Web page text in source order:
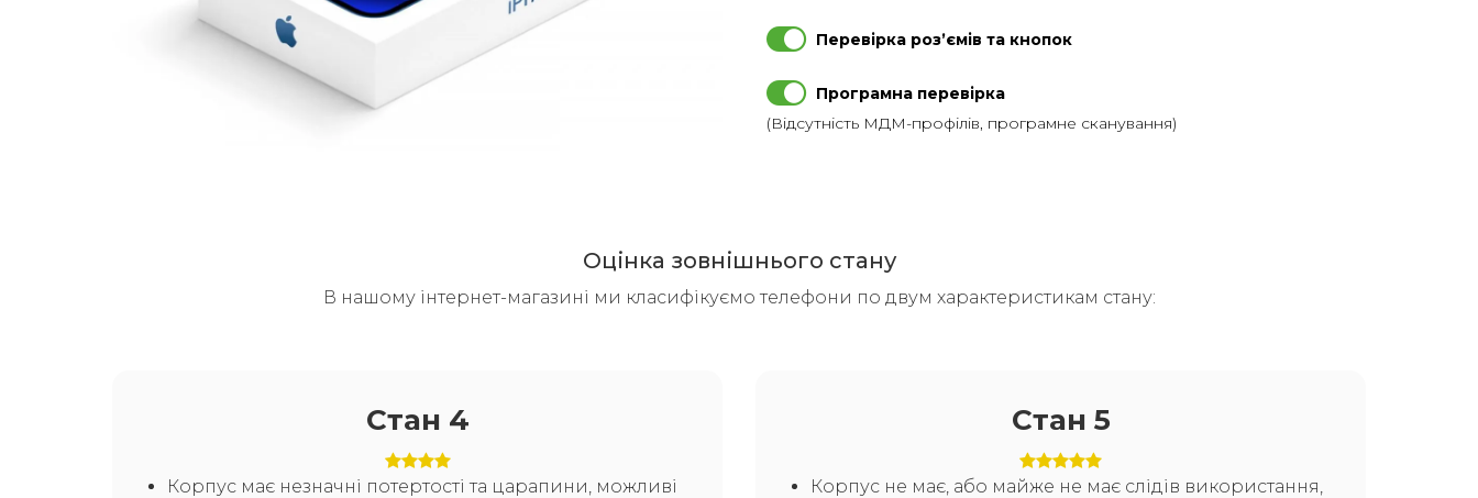
Перевірка розʼємів та кнопок
Програмна перевірка
(Відсутність МДМ-профілів, програмне сканування)
Оцінка зовнішнього стану
В нашому інтернет-магазині ми класифікуємо телефони по двум характеристикам стану:
Стан 4
Корпус має незначні потертості та царапини, можливі
Стан 5
Корпус не має, або майже не має слідів використання,